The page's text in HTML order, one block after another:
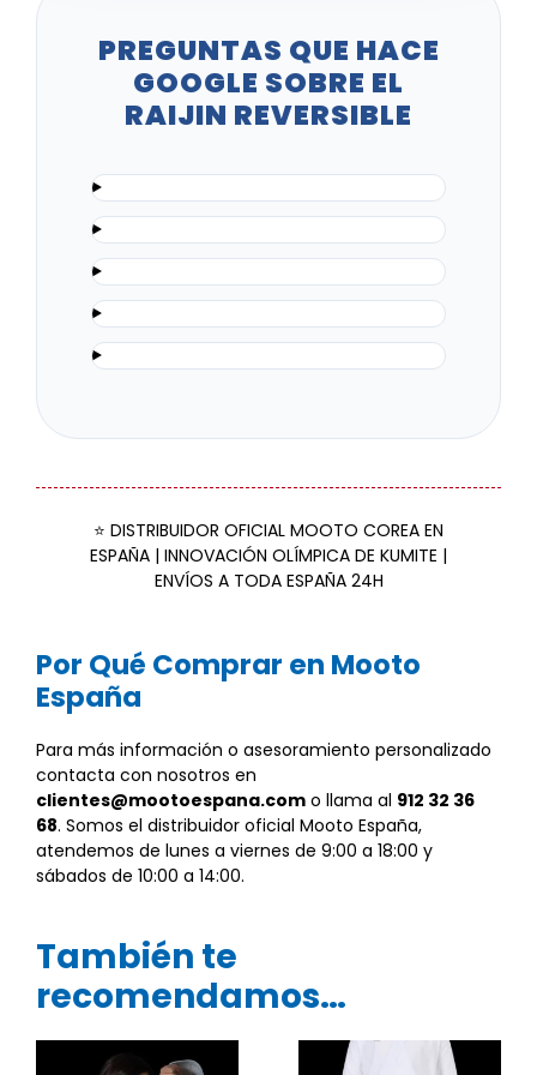
PREGUNTAS QUE HACE
GOOGLE SOBRE EL
RAIJIN REVERSIBLE
⭐ DISTRIBUIDOR OFICIAL MOOTO COREA EN
ESPAÑA | INNOVACIÓN OLÍMPICA DE KUMITE |
ENVÍOS A TODA ESPAÑA 24H
Por Qué Comprar en Mooto
España
Para más información o asesoramiento personalizado
contacta con nosotros en
clientes@mootoespana.com o llama al 912 32 36
68. Somos el distribuidor oficial Mooto España,
atendemos de lunes a viernes de 9:00 a 18:00 y
sábados de 10:00 a 14:00.
También te
recomendamos…